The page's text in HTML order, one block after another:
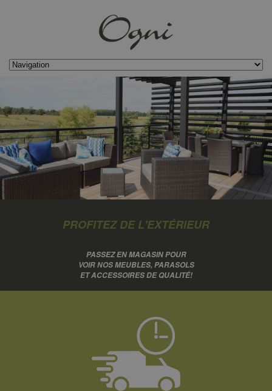
PROFITEZ DE L'EXTÉRIEUR
PASSEZ EN MAGASIN POUR
VOIR NOS MEUBLES, PARASOLS
ET ACCESSOIRES DE QUALITÉ!